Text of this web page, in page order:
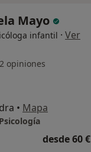
Mayo
infantil · Ver
opiniones
• Mapa
desde 60 €